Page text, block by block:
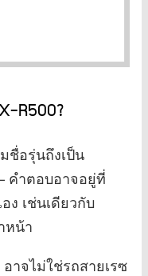
R500?
ชื่อรุ่นถึงเป็น
คำตอบอาจอยู่ที่
ง เช่นเดียวกับ
หน้า
าจไม่ใช่รถสายเรซ